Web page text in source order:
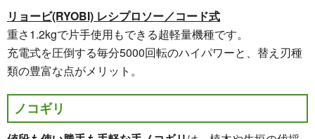
リョービ(RYOBI) レシプロソー／コード式
重さ1.2kgで片手使用もできる超軽量機種です。
充電式を圧倒する毎分5000回転のハイパワーと、替え刃種
類の豊富な点がメリット。
ノコギリ